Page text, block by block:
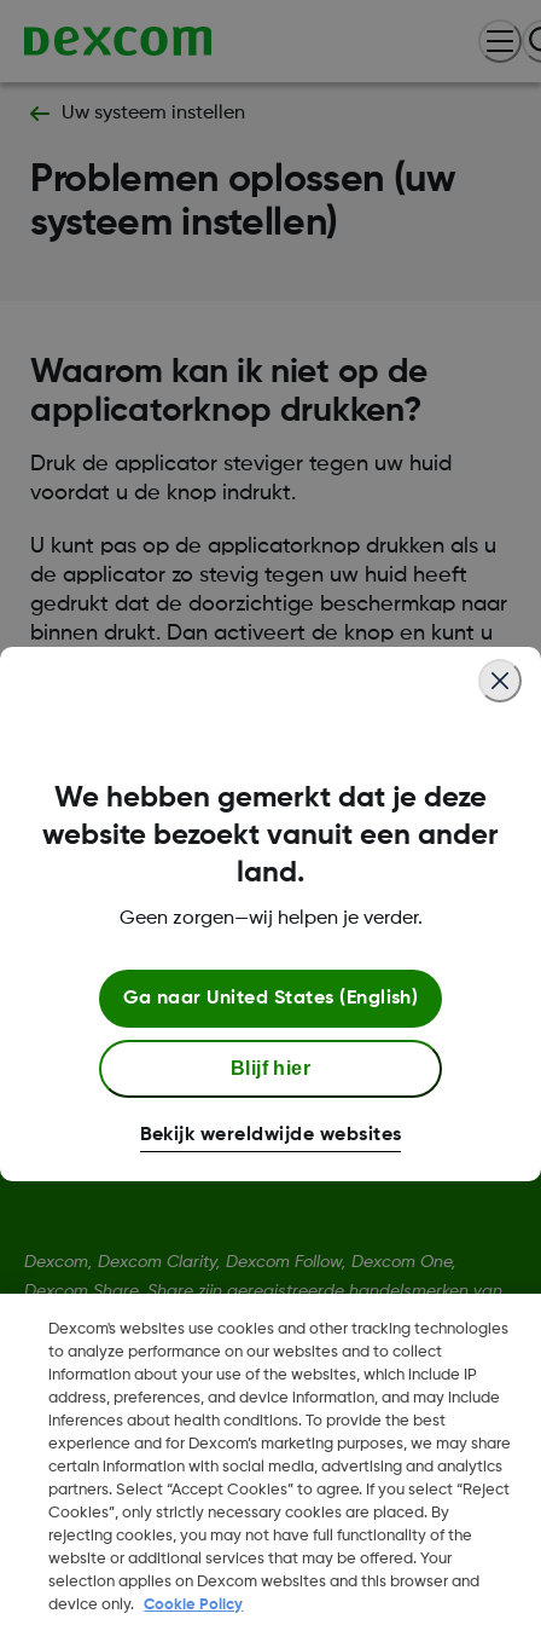
Uw systeem instellen
Problemen oplossen (uw
systeem instellen)
Waarom kan ik niet op de
applicatorknop drukken?
Druk de applicator steviger tegen uw huid
voordat u de knop indrukt.
U kunt pas op de applicatorknop drukken als u
de applicator zo stevig tegen uw huid heeft
gedrukt dat de doorzichtige beschermkap naar
binnen drukt. Dan activeert de knop en kunt u
Over Dexcom
Meer informatie
Dexcom, Dexcom Clarity, Dexcom Follow, Dexcom One,
Dexcom Share, Share zijn geregistreerde handelsmerken van
Dexcom, Inc. in de Verenigde Staten en kunnen eveneens in
andere landen geregistreerd zijn.
LBL-1000444 Rev001
2026 Dexcom, Inc. Alle rechten voorbehouden.
Dexcom's websites use cookies and other tracking technologies
to analyze performance on our websites and to collect
information about your use of the websites, which include IP
address, preferences, and device information, and may include
inferences about health conditions. To provide the best
experience and for Dexcom’s marketing purposes, we may share
certain information with social media, advertising and analytics
partners. Select “Accept Cookies” to agree. If you select “Reject
Cookies”, only strictly necessary cookies are placed. By
rejecting cookies, you may not have full functionality of the
website or additional services that may be offered. Your
selection applies on Dexcom websites and this browser and
device only.
Cookie Policy
We hebben gemerkt dat je deze
website bezoekt vanuit een ander
land.
Geen zorgen—wij helpen je verder.
Ga naar United States (English)
Blijf hier
Bekijk wereldwijde websites